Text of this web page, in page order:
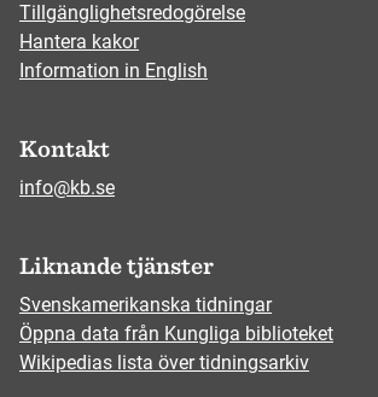
Tillgänglighetsredogörelse
Hantera kakor
Information in English
Kontakt
info@kb.se
Liknande tjänster
Svenskamerikanska tidningar
Öppna data från Kungliga biblioteket
Wikipedias lista över tidningsarkiv